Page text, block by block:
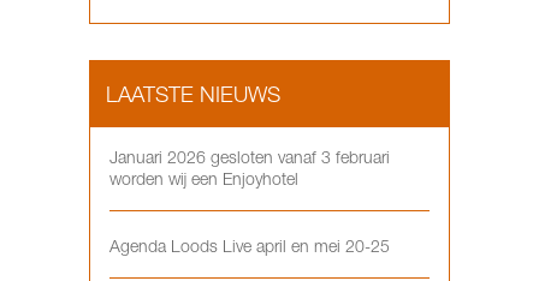
LAATSTE NIEUWS
Januari 2026 gesloten vanaf 3 februari
worden wij een Enjoyhotel
Agenda Loods Live april en mei 20-25